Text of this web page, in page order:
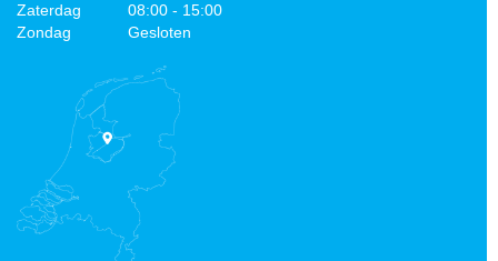
Zaterdag
08:00 - 15:00
Zondag
Gesloten